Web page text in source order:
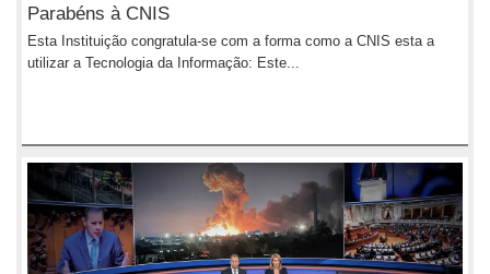
Parabéns à CNIS
Esta Instituição congratula-se com a forma como a CNIS esta a
utilizar a Tecnologia da Informação: Este...